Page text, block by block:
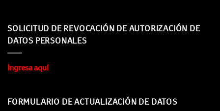
SOLICITUD DE REVOCACIÓN DE AUTORIZACIÓN DE
DATOS PERSONALES
Ingresa aquí
FORMULARIO DE ACTUALIZACIÓN DE DATOS